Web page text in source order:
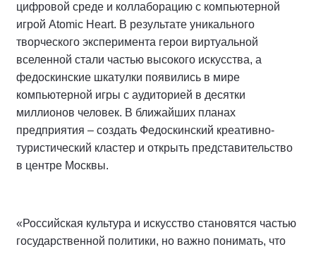
цифровой среде и коллаборацию с компьютерной
игрой Atomic Heart. В результате уникального
творческого эксперимента герои виртуальной
вселенной стали частью высокого искусства, а
федоскинские шкатулки появились в мире
компьютерной игры с аудиторией в десятки
миллионов человек. В ближайших планах
предприятия – создать Федоскинский креативно-
туристический кластер и открыть представительство
в центре Москвы.
«Российская культура и искусство становятся частью
государственной политики, но важно понимать, что